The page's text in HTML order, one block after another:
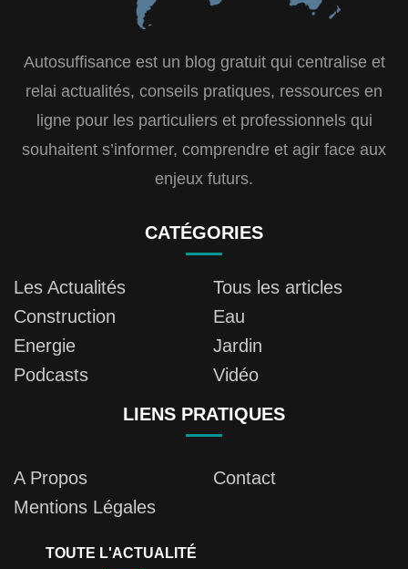
Autosuffisance est un blog gratuit qui centralise et
relai actualités, conseils pratiques, ressources en
ligne pour les particuliers et professionnels qui
souhaitent s’informer, comprendre et agir face aux
enjeux futurs.
CATÉGORIES
Les Actualités
Tous les articles
Construction
Eau
Energie
Jardin
Podcasts
Vidéo
LIENS PRATIQUES
A Propos
Contact
Mentions Légales
TOUTE L'ACTUALITÉ